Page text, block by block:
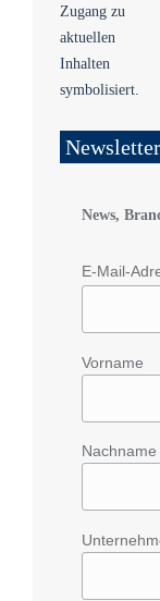
News,
E-Mail-
Vorname
Nachname